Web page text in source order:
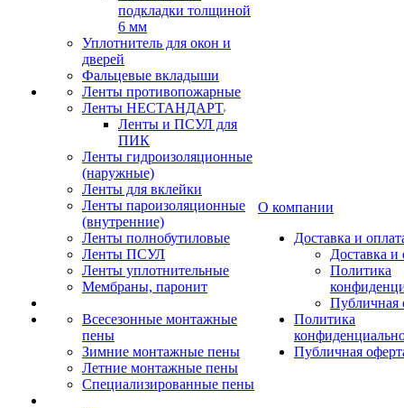
подкладки толщиной
6 мм
Уплотнитель для окон и
дверей
Фальцевые вкладыши
Ленты противопожарные
Ленты НЕСТАНДАРТ
Ленты и ПСУЛ для
ПИК
Ленты гидроизоляционные
(наружные)
Ленты для вклейки
Ленты пароизоляционные
(внутренние)
Ленты полнобутиловые
Ленты ПСУЛ
Ленты уплотнительные
Мембраны, паронит
Всесезонные монтажные
пены
Зимние монтажные пены
Летние монтажные пены
Специализированные пены
О компании
Доставка и
Доставка и
Политика
Публичная
Политика
Публичная